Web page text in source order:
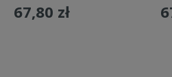
67,80 zł